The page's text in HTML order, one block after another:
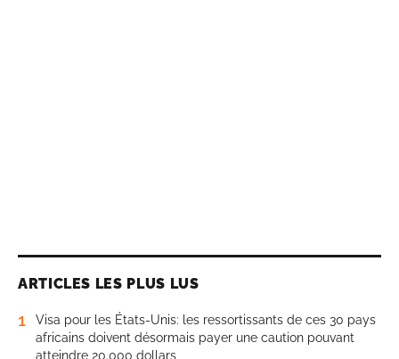
ARTICLES LES PLUS LUS
1
Visa pour les États-Unis: les ressortissants de ces 30 pays
africains doivent désormais payer une caution pouvant
atteindre 20.000 dollars